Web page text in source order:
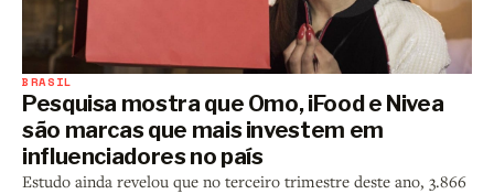
BRASIL
Pesquisa mostra que Omo, iFood e Nivea
são marcas que mais investem em
influenciadores no país
Estudo ainda revelou que no terceiro trimestre deste ano, 3.866